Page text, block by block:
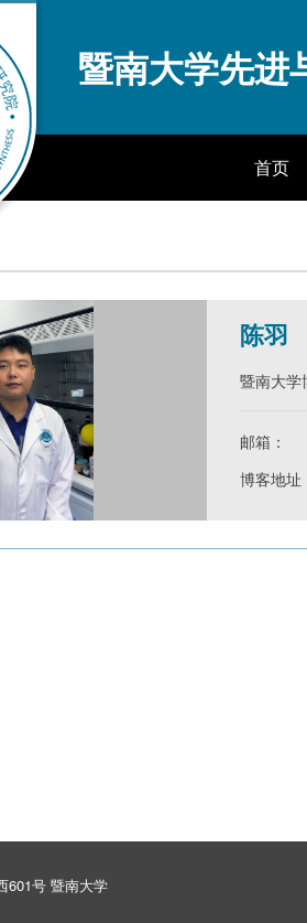
暨南大学先进
首页
陈羽
暨南大学
邮箱：
博客地址
601号 暨南大学